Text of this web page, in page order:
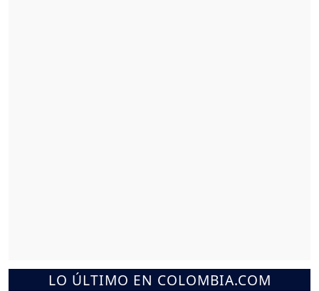
LO ÚLTIMO EN COLOMBIA.COM